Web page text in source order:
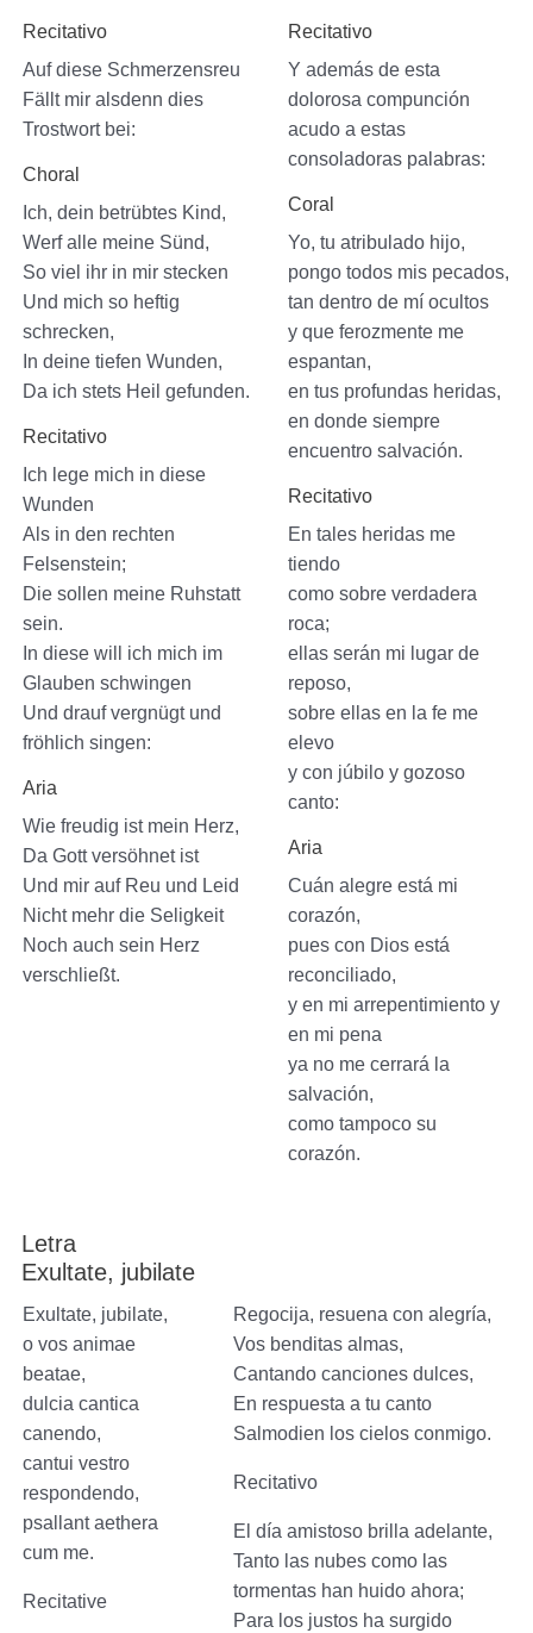
Recitativo
Auf diese Schmerzensreu
Fällt mir alsdenn dies
Trostwort bei:
Choral
Ich, dein betrübtes Kind,
Werf alle meine Sünd,
So viel ihr in mir stecken
Und mich so heftig
schrecken,
In deine tiefen Wunden,
Da ich stets Heil gefunden.
Recitativo
Ich lege mich in diese
Wunden
Als in den rechten
Felsenstein;
Die sollen meine Ruhstatt
sein.
In diese will ich mich im
Glauben schwingen
Und drauf vergnügt und
fröhlich singen:
Aria
Wie freudig ist mein Herz,
Da Gott versöhnet ist
Und mir auf Reu und Leid
Nicht mehr die Seligkeit
Noch auch sein Herz
verschließt.
Recitativo
Y además de esta
dolorosa compunción
acudo a estas
consoladoras palabras:
Coral
Yo, tu atribulado hijo,
pongo todos mis pecados,
tan dentro de mí ocultos
y que ferozmente me
espantan,
en tus profundas heridas,
en donde siempre
encuentro salvación.
Recitativo
En tales heridas me
tiendo
como sobre verdadera
roca;
ellas serán mi lugar de
reposo,
sobre ellas en la fe me
elevo
y con júbilo y gozoso
canto:
Aria
Cuán alegre está mi
corazón,
pues con Dios está
reconciliado,
y en mi arrepentimiento y
en mi pena
ya no me cerrará la
salvación,
como tampoco su
corazón.
Letra
Exultate, jubilate
Exultate, jubilate,
o vos animae
beatae,
dulcia cantica
canendo,
cantui vestro
respondendo,
psallant aethera
cum me.
Recitative
Regocija, resuena con alegría,
Vos benditas almas,
Cantando canciones dulces,
En respuesta a tu canto
Salmodien los cielos conmigo.
Recitativo
El día amistoso brilla adelante,
Tanto las nubes como las
tormentas han huido ahora;
Para los justos ha surgido